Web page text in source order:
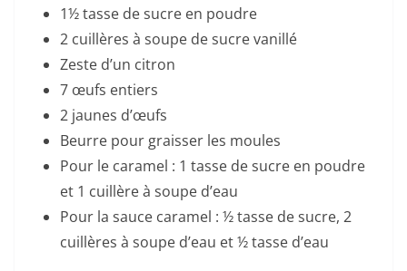
1½ tasse de sucre en poudre
2 cuillères à soupe de sucre vanillé
Zeste d’un citron
7 œufs entiers
2 jaunes d’œufs
Beurre pour graisser les moules
Pour le caramel : 1 tasse de sucre en poudre
et 1 cuillère à soupe d’eau
Pour la sauce caramel : ½ tasse de sucre, 2
cuillères à soupe d’eau et ½ tasse d’eau